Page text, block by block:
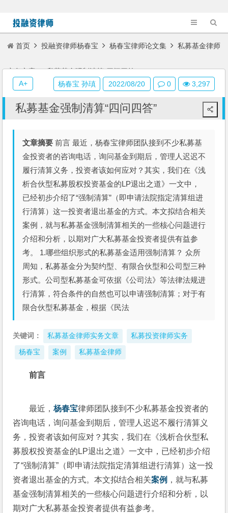
首页 投融资律师杨春宝 杨春宝律师论文集 私募基金律师
实务文章 私募基金强制清算“四问四答”
私募基金强制清算“四问四答”
文章摘要 前言 最近，杨春宝律师团队接到不少私募基
金投资者的咨询电话，询问基金到期后，管理人迟迟不
履行清算义务，投资者该如何应对？其实，我们在《浅
析合伙型私募股权投资基金的LP退出之道》一文中，
已经初步介绍了“强制清算”（即申请法院指定清算组进
行清算）这一投资者退出基金的方式。本文拟结合相关
案例，就与私募基金强制清算相关的一些核心问题进行
介绍和分析，以期对广大私募基金投资者提供有益参
考。 1.哪些组织形式的私募基金适用强制清算？ 众所
周知，私募基金分为契约型、有限合伙型和公司型三种
形式。公司型私募基金可依据《公司法》等法律法规进
行清算，符合条件的自然也可以申请强制清算；对于有
限合伙型私募基金，根据《民法
关键词： 私募基金律师实务文章 私募投资律师实务
杨春宝 案例 私募基金律师
前言
最近，杨春宝律师团队接到不少私募基金投资者的
咨询电话，询问基金到期后，管理人迟迟不履行清算义
务，投资者该如何应对？其实，我们在《浅析合伙型私
募股权投资基金的LP退出之道》一文中，已经初步介绍
了“强制清算”（即申请法院指定清算组进行清算）这一投
资者退出基金的方式。本文拟结合相关案例 ，就与私募
基金强制清算相关的一些核心问题进行介绍和分析，以
期对广大私募基金投资者提供有益参考。
杨春宝 孙瑱 2022/08/20 0 3,297
A+